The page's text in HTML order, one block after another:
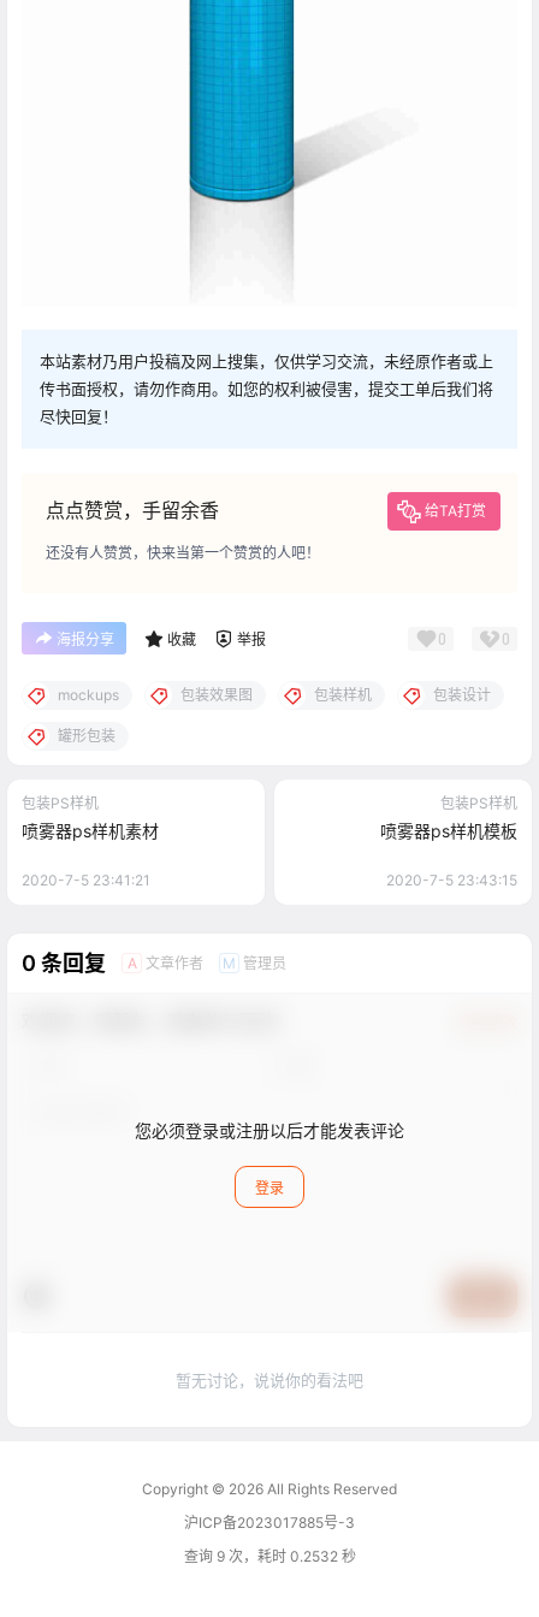
本站素材乃用户投稿及网上搜集，仅供学习交流，未经原作者或上
传书面授权，请勿作商用。如您的权利被侵害，提交工单后我们将
尽快回复！
点点赞赏，手留余香 给TA打赏
还没有人赞赏，快来当第一个赞赏的人吧！
海报分享 收藏 举报 0 0
mockups 包装效果图 包装样机 包装设计
罐形包装
包装PS样机
喷雾器ps样机素材
2020-7-5 23:41:21
包装PS样机
喷雾器ps样机模板
2020-7-5 23:43:15
0 条回复 A 文章作者 M 管理员
您必须登录或注册以后才能发表评论
登录
暂无讨论，说说你的看法吧
Copyright © 2026 All Rights Reserved
沪ICP备2023017885号-3
查询 9 次，耗时 0.2532 秒